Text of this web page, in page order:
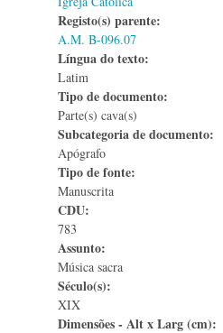
Registo(s) parente:
A.M. B-096.07
Língua do texto:
Latim
Tipo de documento:
Parte(s) cava(s)
Subcategoria de documento:
Apógrafo
Tipo de fonte:
Manuscrita
CDU:
783
Assunto:
Música sacra
Século(s):
XIX
Dimensões - Alt x Larg (cm):